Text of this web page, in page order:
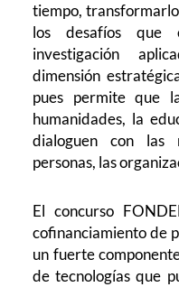
tiempo,
los desafíos que
investigación
dimensión
pues permite que
humanidades, la
dialoguen con las
personas, las
El concurso
cofinanciamiento de
un fuerte
de tecnologías que